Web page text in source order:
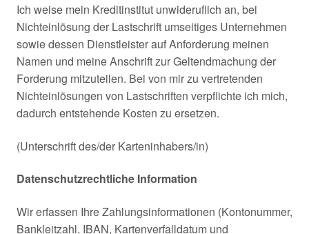
Ich weise mein Kreditinstitut unwideruflich an, bei
Nichteinlösung der Lastschrift umseitiges Unternehmen
sowie dessen Dienstleister auf Anforderung meinen
Namen und meine Anschrift zur Geltendmachung der
Forderung mitzuteilen. Bei von mir zu vertretenden
Nichteinlösungen von Lastschriften verpflichte ich mich,
dadurch entstehende Kosten zu ersetzen.
(Unterschrift des/der Karteninhabers/in)
Datenschutzrechtliche Information
Wir erfassen Ihre Zahlungsinformationen (Kontonummer,
Bankleitzahl, IBAN, Kartenverfalldatum und